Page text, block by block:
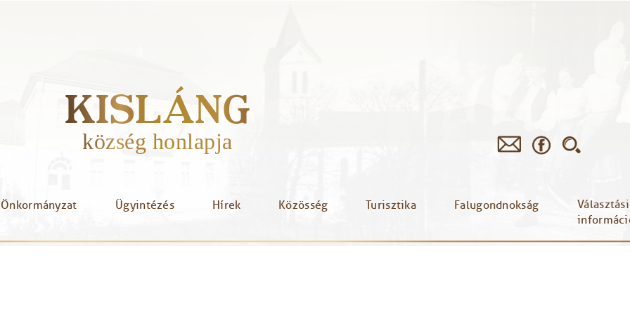
KISLÁNG
község honlapja
Önkormányzat Ügyintézés Hírek Közösség Turisztika Falugondnokság
Választási